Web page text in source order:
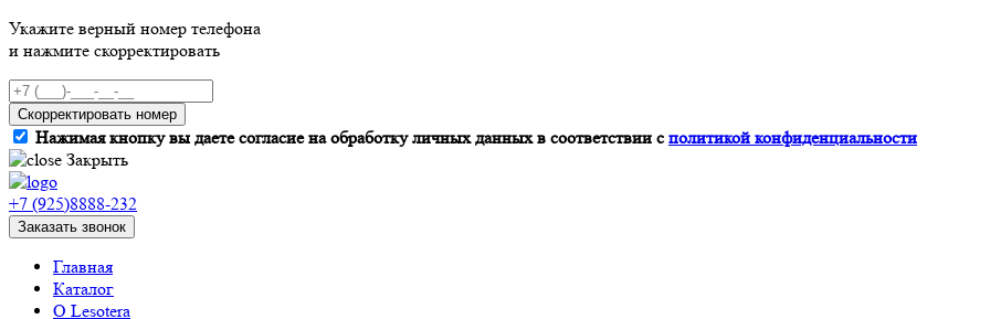
Укажите верный номер телефона
и нажмите скорректировать
Скорректировать номер
Нажимая кнопку вы даете согласие на обработку личных данных в соответствии сполитикой конфиденциальности
Закрыть
+7 (925)8888-232
Заказать звонок
Главная
Каталог
О Lesotera